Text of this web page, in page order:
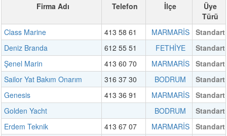
Firma Adı
Telefon İlçe
Üye
Türü
Class Marine
413 58 61 MARMARİS
Standart
Deniz Branda
612 55 51 FETHİYE
Standart
Şenel Marin
413 60 70 MARMARİS
Standart
Sailor Yat Bakım Onarım
316 37 30 BODRUM
Standart
Genesis
413 36 91 MARMARİS
Standart
Golden Yacht
BODRUM
Standart
Erdem Teknik
413 67 07 MARMARİS
Standart